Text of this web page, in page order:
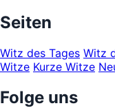
Seiten
Witz des Tages Witz
Witze Kurze Witze
Folge uns